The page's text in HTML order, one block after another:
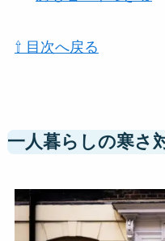
⇧ 目次へ戻る
一人暮らしの寒さ